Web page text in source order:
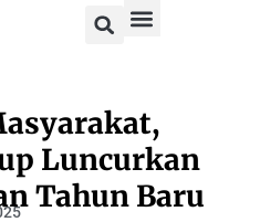
Luncurkan
Tahun Baru